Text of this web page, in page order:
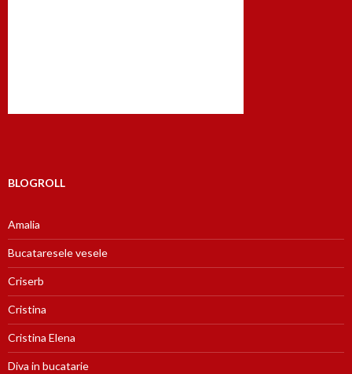
BLOGROLL
Amalia
Bucataresele vesele
Criserb
Cristina
Cristina Elena
Diva in bucatarie